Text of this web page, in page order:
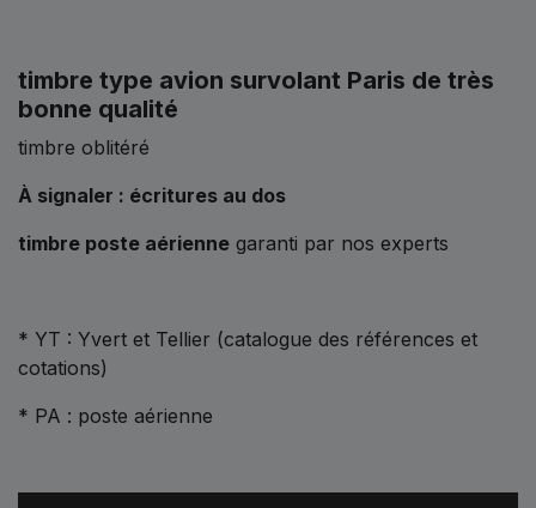
timbre type avion survolant Paris de très
bonne qualité
timbre oblitéré
À signaler : écritures au dos
timbre poste aérienne garanti par nos experts
* YT : Yvert et Tellier (catalogue des références et
cotations)
* PA : poste aérienne